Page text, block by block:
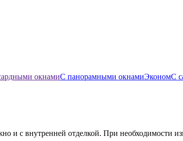
окнамиС панорамными окнамиЭкономС
с внутренней отделкой. При необходимости